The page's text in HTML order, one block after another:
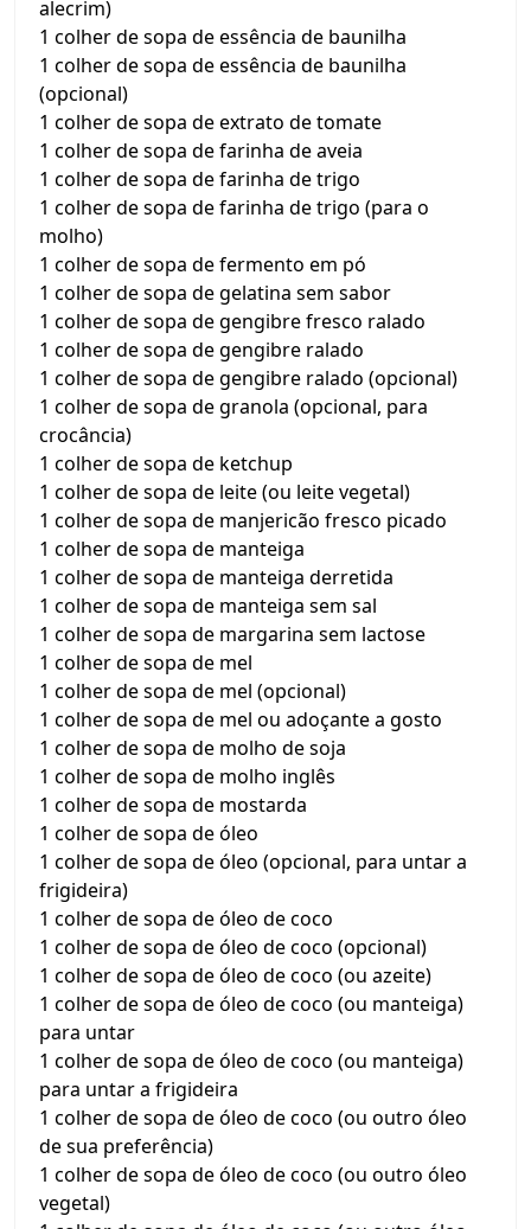
alecrim)
1 colher de sopa de essência de baunilha
1 colher de sopa de essência de baunilha
(opcional)
1 colher de sopa de extrato de tomate
1 colher de sopa de farinha de aveia
1 colher de sopa de farinha de trigo
1 colher de sopa de farinha de trigo (para o
molho)
1 colher de sopa de fermento em pó
1 colher de sopa de gelatina sem sabor
1 colher de sopa de gengibre fresco ralado
1 colher de sopa de gengibre ralado
1 colher de sopa de gengibre ralado (opcional)
1 colher de sopa de granola (opcional, para
crocância)
1 colher de sopa de ketchup
1 colher de sopa de leite (ou leite vegetal)
1 colher de sopa de manjericão fresco picado
1 colher de sopa de manteiga
1 colher de sopa de manteiga derretida
1 colher de sopa de manteiga sem sal
1 colher de sopa de margarina sem lactose
1 colher de sopa de mel
1 colher de sopa de mel (opcional)
1 colher de sopa de mel ou adoçante a gosto
1 colher de sopa de molho de soja
1 colher de sopa de molho inglês
1 colher de sopa de mostarda
1 colher de sopa de óleo
1 colher de sopa de óleo (opcional, para untar a
frigideira)
1 colher de sopa de óleo de coco
1 colher de sopa de óleo de coco (opcional)
1 colher de sopa de óleo de coco (ou azeite)
1 colher de sopa de óleo de coco (ou manteiga)
para untar
1 colher de sopa de óleo de coco (ou manteiga)
para untar a frigideira
1 colher de sopa de óleo de coco (ou outro óleo
de sua preferência)
1 colher de sopa de óleo de coco (ou outro óleo
vegetal)